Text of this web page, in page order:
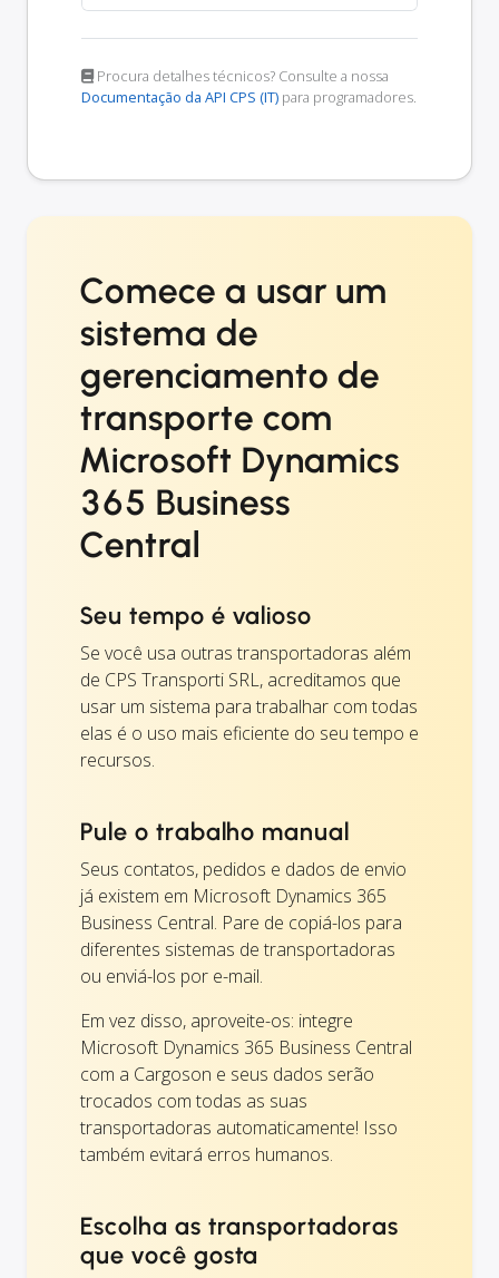
Procura detalhes técnicos? Consulte a nossa
Documentação da API CPS (IT) para programadores.
Comece a usar um
sistema de
gerenciamento de
transporte com
Microsoft Dynamics
365 Business
Central
Seu tempo é valioso
Se você usa outras transportadoras além
de CPS Transporti SRL, acreditamos que
usar um sistema para trabalhar com todas
elas é o uso mais eficiente do seu tempo e
recursos.
Pule o trabalho manual
Seus contatos, pedidos e dados de envio
já existem em Microsoft Dynamics 365
Business Central. Pare de copiá-los para
diferentes sistemas de transportadoras
ou enviá-los por e-mail.
Em vez disso, aproveite-os: integre
Microsoft Dynamics 365 Business Central
com a Cargoson e seus dados serão
trocados com todas as suas
transportadoras automaticamente! Isso
também evitará erros humanos.
Escolha as transportadoras
que você gosta